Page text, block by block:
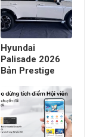
Hyundai
Palisade 2026
Bản Prestige
Giá 1,5 Tỷ Đồng
Có Gì Mới?